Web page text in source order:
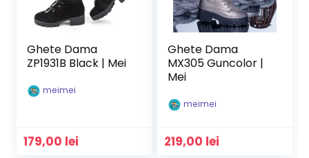
Ghete Dama
ZP1931B Black | Mei
meimei
179,00 lei
Ghete Dama
MX305 Guncolor |
Mei
meimei
219,00 lei